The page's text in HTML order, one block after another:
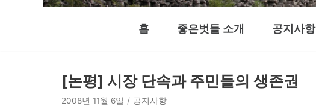
홈 좋은벗들 소개 공지사항
[논평] 시장 단속과 주민들의 생존권
2008년 11월 6일 공지사항